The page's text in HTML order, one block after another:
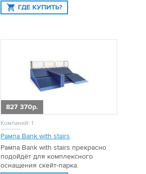
ГДЕ КУПИТЬ?
827 370р.
Компаний: 1
Рампа Bank with stairs
Рампа Bank with stairs прекрасно
подойдёт для комплексного
оснащения скейт-парка.